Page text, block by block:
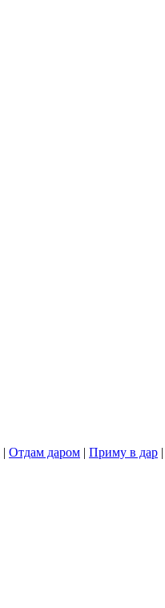
| Отдам даром | Приму в дар |